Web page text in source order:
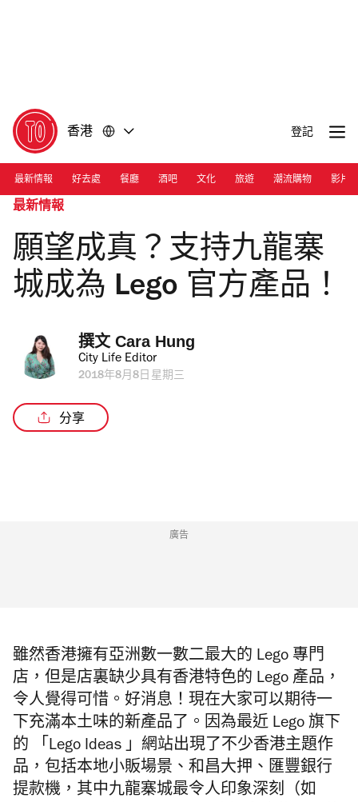
香港 登記
最新情報 好去處 餐廳 酒吧 文化 旅遊 潮流購物 影片
最新情報
願望成真？支持九龍寨
城成為 Lego 官方產品！
撰文 Cara Hung
City Life Editor
2018年8月8日星期三
分享
廣告
雖然香港擁有亞洲數一數二最大的 Lego 專門
店，但是店裏缺少具有香港特色的 Lego 產品，
令人覺得可惜。好消息！現在大家可以期待一
下充滿本土味的新產品了。因為最近 Lego 旗下
的 「Lego Ideas 」網站出現了不少香港主題作
品，包括本地小販場景、和昌大押、匯豐銀行
提款機，其中九龍寨城最令人印象深刻（如